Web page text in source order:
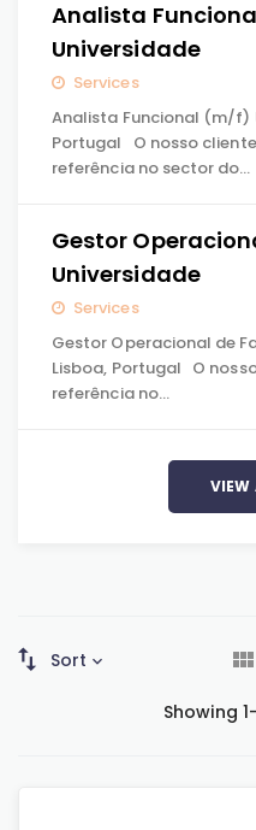
Analista
Universidade
Services
Analista Funcional (m/f)
Portugal O nosso
referência no sector do…
Gestor
Universidade
Services
Gestor Operacional de
Lisboa, Portugal O
referência no…
VIEW
Sort
Showing